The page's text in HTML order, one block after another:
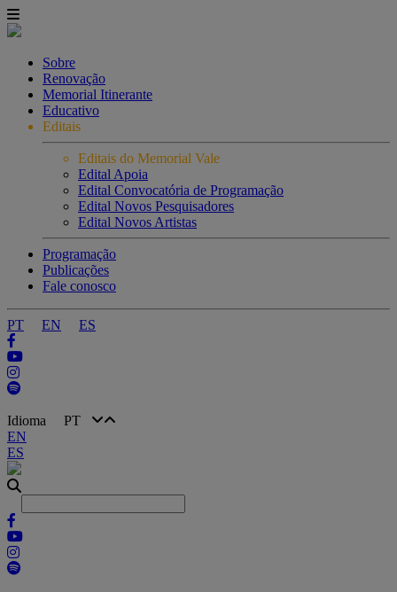
Sobre
Renovação
Memorial Itinerante
Educativo
Editais
Editais do Memorial Vale
Edital Apoia
Edital Convocatória de Programação
Edital Novos Pesquisadores
Edital Novos Artistas
Programação
Publicações
Fale conosco
PT EN ES
Idioma PT
EN
ES